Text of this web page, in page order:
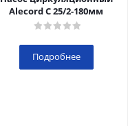
Alecord C 25/2-180мм
Подробнее